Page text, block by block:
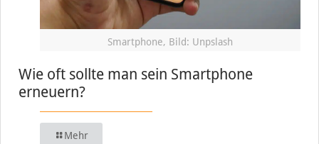
Smartphone, Bild: Unpslash
Wie oft sollte man sein Smartphone
erneuern?
Mehr